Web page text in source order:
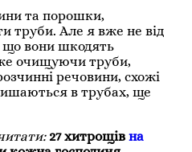
та порошки,
труби. Але я вже не від
що вони шкодять
очищуючи труби,
речовини, схожі
в трубах, ще
27 хитрощів на